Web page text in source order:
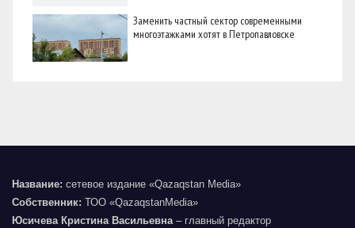
Заменить частный сектор современными
многоэтажками хотят в Петропавловске
Название: сетевое издание «Qazaqstan Media»
Собственник: ТОО «QazaqstanMedia»
Юсичева Кристина Васильевна– главный редактор